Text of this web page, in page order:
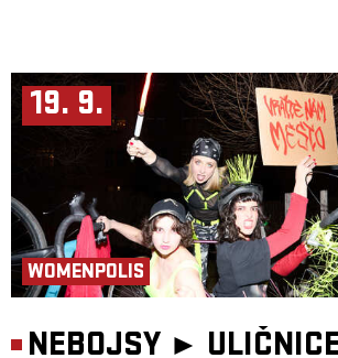
19. 9.
WOMENPOLIS
NEBOJSY ►